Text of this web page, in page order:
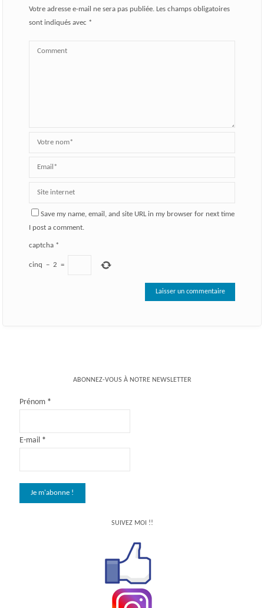
Votre adresse e-mail ne sera pas publiée. Les champs obligatoires
sont indiqués avec *
Save my name, email, and site URL in my browser for next time
I post a comment.
captcha*
cinq − 2 =
ABONNEZ-VOUS À NOTRE NEWSLETTER
Prénom *
E-mail *
SUIVEZ MOI !!